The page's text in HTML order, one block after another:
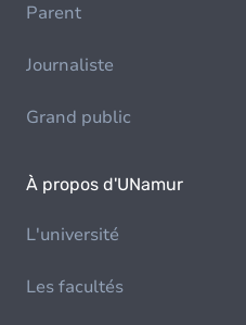
Parent
Journaliste
Grand public
À propos d'UNamur
L'université
Les facultés